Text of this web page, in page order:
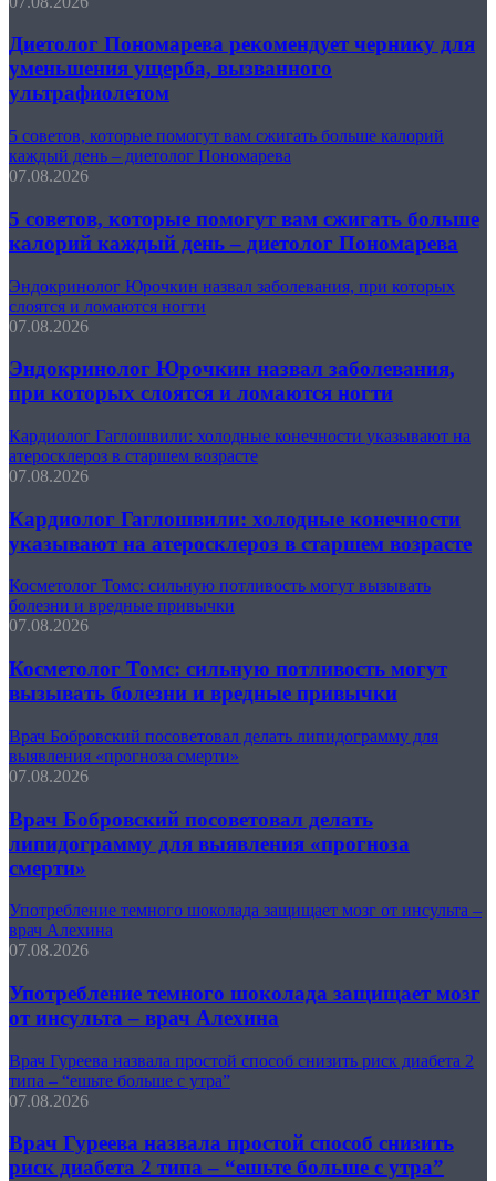
Диетолог Пономарева рекомендует чернику для
уменьшения ущерба, вызванного
ультрафиолетом
5 советов, которые помогут вам сжигать больше калорий
каждый день – диетолог Пономарева
07.08.2026
5 советов, которые помогут вам сжигать больше
калорий каждый день – диетолог Пономарева
Эндокринолог Юрочкин назвал заболевания, при которых
слоятся и ломаются ногти
07.08.2026
Эндокринолог Юрочкин назвал заболевания,
при которых слоятся и ломаются ногти
Кардиолог Гаглошвили: холодные конечности указывают на
атеросклероз в старшем возрасте
07.08.2026
Кардиолог Гаглошвили: холодные конечности
указывают на атеросклероз в старшем возрасте
Косметолог Томс: сильную потливость могут вызывать
болезни и вредные привычки
07.08.2026
Косметолог Томс: сильную потливость могут
вызывать болезни и вредные привычки
Врач Бобровский посоветовал делать липидограмму для
выявления «прогноза смерти»
07.08.2026
Врач Бобровский посоветовал делать
липидограмму для выявления «прогноза
смерти»
Употребление темного шоколада защищает мозг от инсульта –
врач Алехина
07.08.2026
Употребление темного шоколада защищает мозг
от инсульта – врач Алехина
Врач Гуреева назвала простой способ снизить риск диабета 2
типа – “ешьте больше с утра”
07.08.2026
Врач Гуреева назвала простой способ снизить
риск диабета 2 типа – “ешьте больше с утра”